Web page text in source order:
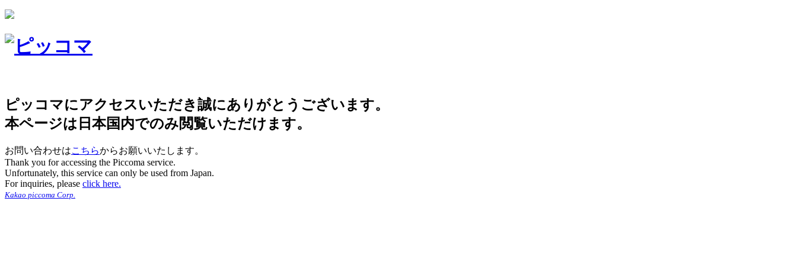
ピッコマにアクセスいただき誠にありがとうございます。
本ページは日本国内でのみ閲覧いただけます。
お問い合わせはこちらからお願いいたします。
Thank you for accessing the Piccoma service.
Unfortunately, this service can only be used from Japan.
For inquiries, please click here.
Kakao piccoma Corp.